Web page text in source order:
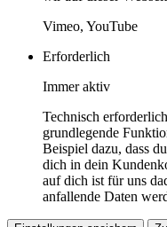
Vimeo, YouTube
Erforderlich
Immer aktiv
Technisch
grundlegende
Beispiel dazu, dass
dich in dein
auf dich ist für uns
anfallende Daten